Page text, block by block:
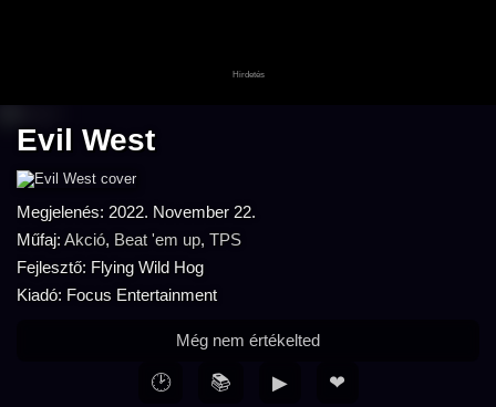
Evil West
Megjelenés: 2022. November 22.
Műfaj: Akció, Beat 'em up, TPS
Fejlesztő: Flying Wild Hog
Kiadó: Focus Entertainment
Még nem értékelted
🕑 📚 ▶ ❤